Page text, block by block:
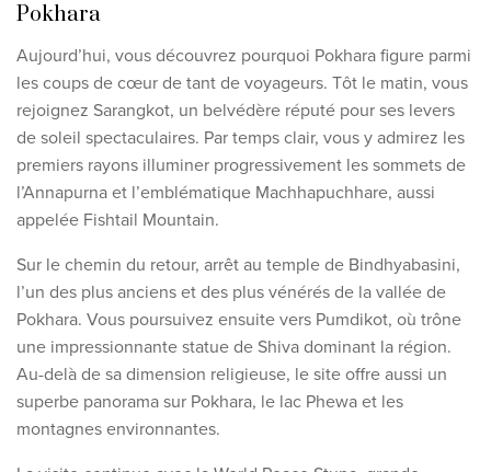
Pokhara
Aujourd’hui, vous découvrez pourquoi Pokhara figure parmi
les coups de cœur de tant de voyageurs. Tôt le matin, vous
rejoignez Sarangkot, un belvédère réputé pour ses levers
de soleil spectaculaires. Par temps clair, vous y admirez les
premiers rayons illuminer progressivement les sommets de
l’Annapurna et l’emblématique Machhapuchhare, aussi
appelée Fishtail Mountain.
Sur le chemin du retour, arrêt au temple de Bindhyabasini,
l’un des plus anciens et des plus vénérés de la vallée de
Pokhara. Vous poursuivez ensuite vers Pumdikot, où trône
une impressionnante statue de Shiva dominant la région.
Au-delà de sa dimension religieuse, le site offre aussi un
superbe panorama sur Pokhara, le lac Phewa et les
montagnes environnantes.